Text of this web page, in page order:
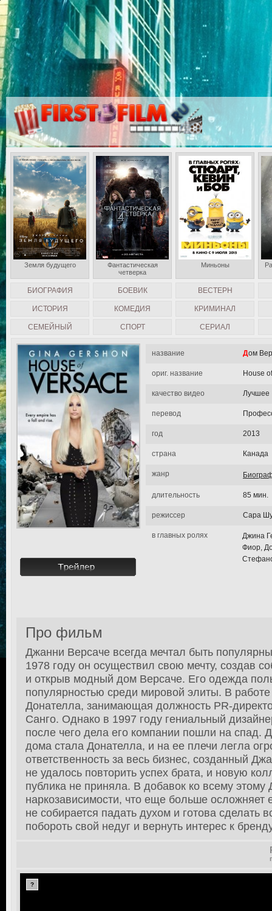
название Дом
ориг. название House
качество видео Лучшее
перевод
год 2013
страна Канада
жанр
длительность 85 мин.
режиссер Сара
в главных ролях
Джина
Фиор,
Про фильм
Джанни Версаче всегда мечтал быть
1978 году он осуществил свою мечту, создав
и открыв модный дом Версаче. Его одежда
популярностью среди мировой элиты. В
Донателла, занимающая должность PR-
Санго. Однако в 1997 году гениальный
после чего дела его компании пошли на спад.
дома стала Донателла, и на ее плечи легла
ответственность за весь бизнес, созданный
не удалось повторить успех брата, и новую
публика не приняла. В добавок ко всему этому
наркозависимости, что еще больше
не собирается падать духом и готова сделать
побороть свой недуг и вернуть интерес к
?
БИОГРАФИЯ БОЕВИК ВЕСТЕРН
ИСТОРИЯ КОМЕДИЯ КРИМИНАЛ
СЕМЕЙНЫЙ СПОРТ СЕРИАЛ
Земля будущего
Фантастическая
четверка
Миньоны